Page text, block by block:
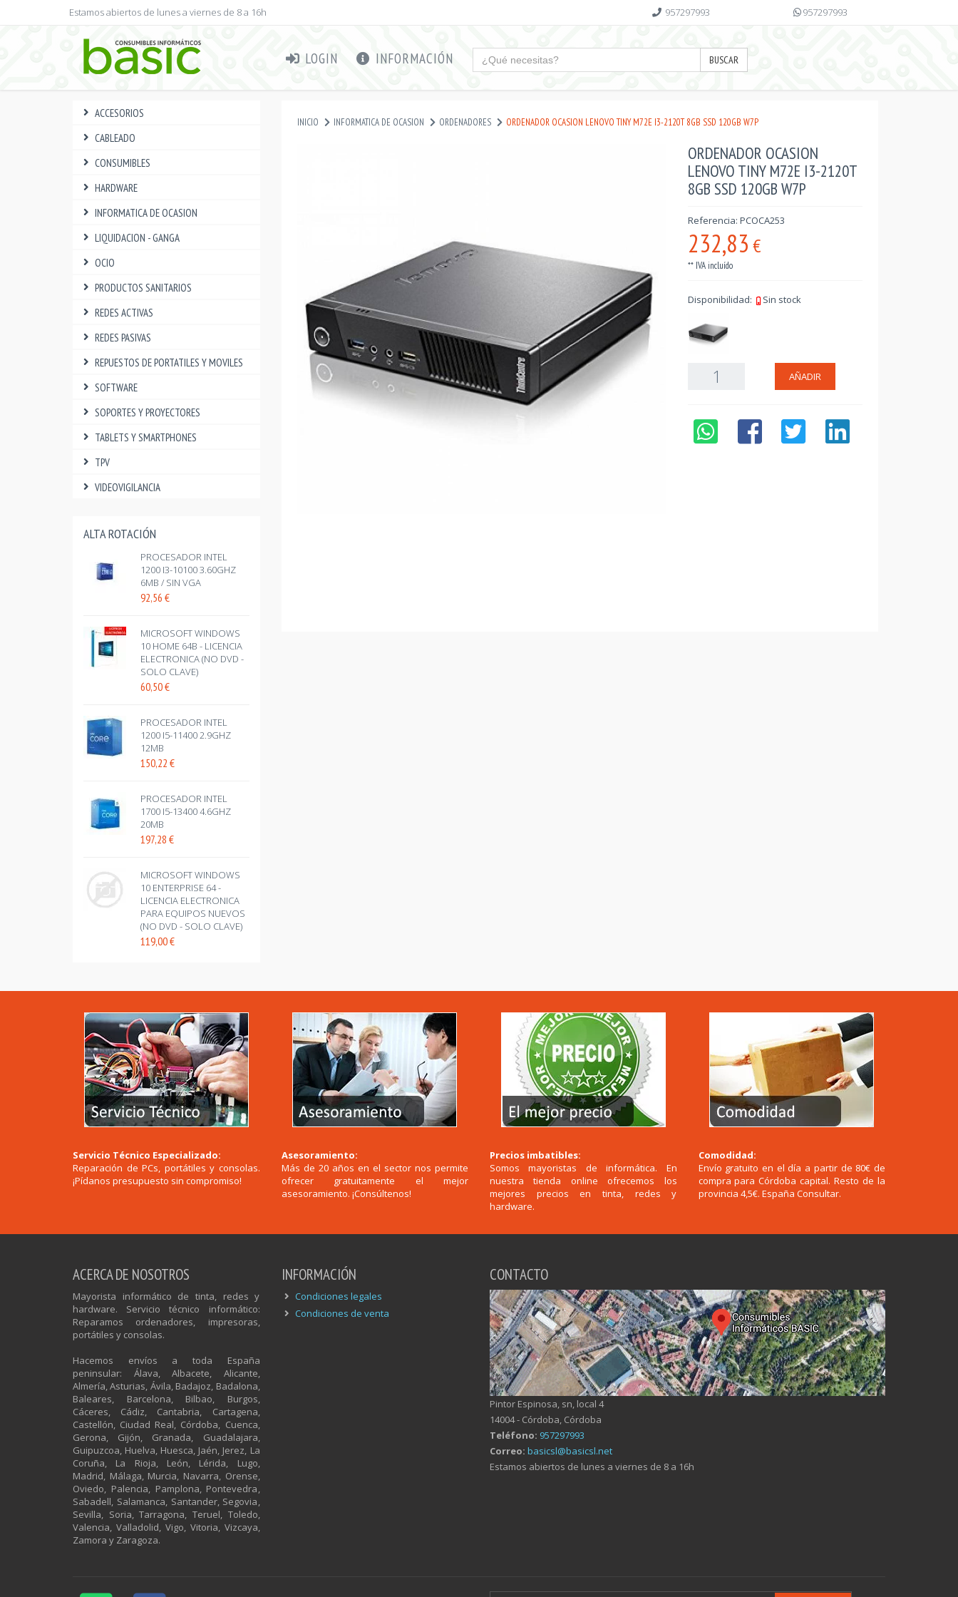
Estamos abiertos de lunes a viernes de 8 a 16h 957297993 957297993
LOGIN INFORMACIÓN BUSCAR
ACCESORIOS
CABLEADO
CONSUMIBLES
HARDWARE
INFORMATICA DE OCASION
LIQUIDACION - GANGA
OCIO
PRODUCTOS SANITARIOS
REDES ACTIVAS
REDES PASIVAS
REPUESTOS DE PORTATILES Y MOVILES
SOFTWARE
SOPORTES Y PROYECTORES
TABLETS Y SMARTPHONES
TPV
VIDEOVIGILANCIA
ALTA ROTACIÓN
PROCESADOR INTEL
1200 I3-10100 3.60GHZ
6MB / SIN VGA
92,56 €
MICROSOFT WINDOWS
10 HOME 64B - LICENCIA
ELECTRONICA (NO DVD -
SOLO CLAVE)
60,50€
PROCESADOR INTEL
1200 I5-11400 2.9GHZ
12MB
150,22 €
PROCESADOR INTEL
1700 I5-13400 4.6GHZ
20MB
197,28 €
MICROSOFT WINDOWS
10 ENTERPRISE 64 -
LICENCIA ELECTRONICA
PARA EQUIPOS NUEVOS
(NO DVD - SOLO CLAVE)
119,00€
INICIO INFORMATICA DE OCASION ORDENADORES ORDENADOR OCASION LENOVO TINY M72E I3-2120T 8GB SSD 120GB W7P
ORDENADOR OCASION
LENOVO TINY M72E I3-2120T
8GB SSD 120GB W7P
Referencia: PCOCA253
232,83 €
** IVA incluído
Disponibilidad: Sin stock
AÑADIR
Servicio Técnico Especializado:
Reparación de PCs, portátiles y consolas.
¡Pídanos presupuesto sin compromiso!
Asesoramiento:
Más de 20 años en el sector nos permite
ofrecer gratuitamente el mejor
asesoramiento. ¡Consúltenos!
Precios imbatibles:
Somos mayoristas de informática. En
nuestra tienda online ofrecemos los
mejores precios en tinta, redes y
hardware.
Comodidad:
Envío gratuito en el día a partir de 80€ de
compra para Córdoba capital. Resto de la
provincia 4,5€. España Consultar.
ACERCA DE NOSOTROS
Mayorista informático de tinta, redes y
hardware. Servicio técnico informático:
Reparamos ordenadores, impresoras,
portátiles y consolas.
Hacemos envíos a toda España
peninsular: Álava, Albacete, Alicante,
Almería, Asturias, Ávila, Badajoz, Badalona,
Baleares, Barcelona, Bilbao, Burgos,
Cáceres, Cádiz, Cantabria, Cartagena,
Castellón, Ciudad Real, Córdoba, Cuenca,
Gerona, Gijón, Granada, Guadalajara,
Guipuzcoa, Huelva, Huesca, Jaén, Jerez, La
Coruña, La Rioja, León, Lérida, Lugo,
Madrid, Málaga, Murcia, Navarra, Orense,
Oviedo, Palencia, Pamplona, Pontevedra,
Sabadell, Salamanca, Santander, Segovia,
Sevilla, Soria, Tarragona, Teruel, Toledo,
Valencia, Valladolid, Vigo, Vitoria, Vizcaya,
Zamora y Zaragoza.
INFORMACIÓN
Condiciones legales
Condiciones de venta
CONTACTO
Pintor Espinosa, sn, local 4
14004 - Córdoba, Córdoba
Teléfono: 957297993
Correo: basicsl@basicsl.net
Estamos abiertos de lunes a viernes de 8 a 16h